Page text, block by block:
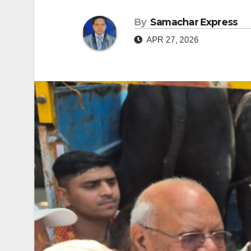
By Samachar Express
APR 27, 2026